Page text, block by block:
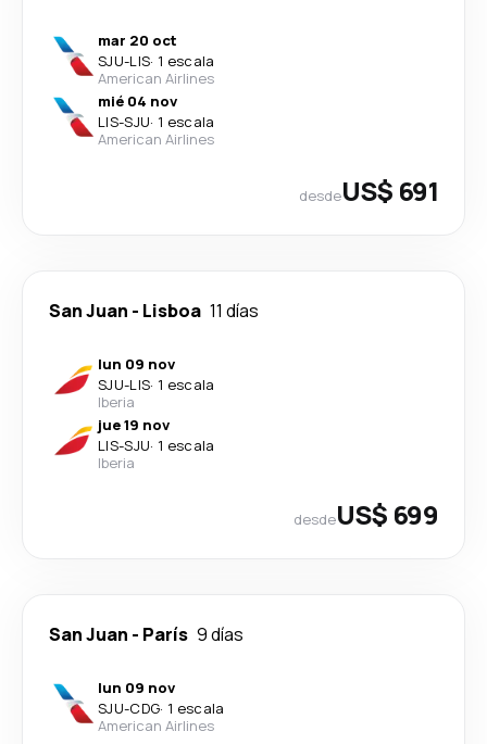
mar 20 oct
SJU-LIS· 1 escala
American Airlines
mié 04 nov
LIS-SJU· 1 escala
American Airlines
desdeUS$ 691
San Juan - Lisboa 11 días
lun 09 nov
SJU-LIS· 1 escala
Iberia
jue 19 nov
LIS-SJU· 1 escala
Iberia
desdeUS$ 699
San Juan - París 9 días
lun 09 nov
SJU-CDG· 1 escala
American Airlines